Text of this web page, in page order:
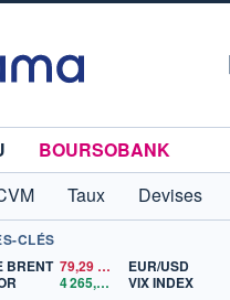
BOURSOBANK
Taux Devises
CLÉS
BRENT 79,29
4 265,34 $US
EUR/USD
VIX INDEX